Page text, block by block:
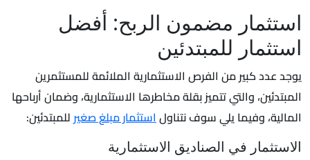
استثمار مضمون الربح: أفضل
استثمار للمبتدئين
يوجد عدد كبير من الفرص الاستثمارية الملائمة للمستثمرين
المبتدئين، والتي تتميز بقلة مخاطرها الاستثمارية، وضمان أرباحها
المالية، وفيما يلي سوف نتناولاستثمار مبلغ صغيرللمبتدئين:
الاستثمار في الصناديق الاستثمارية